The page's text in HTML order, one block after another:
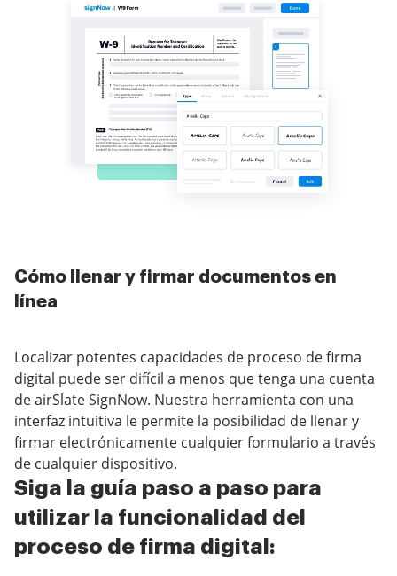
Cómo llenar y firmar documentos en
línea
Localizar potentes capacidades de proceso de firma
digital puede ser difícil a menos que tenga una cuenta
de airSlate SignNow. Nuestra herramienta con una
interfaz intuitiva le permite la posibilidad de llenar y
firmar electrónicamente cualquier formulario a través
de cualquier dispositivo.
Siga la guía paso a paso para
utilizar la funcionalidad del
proceso de firma digital: